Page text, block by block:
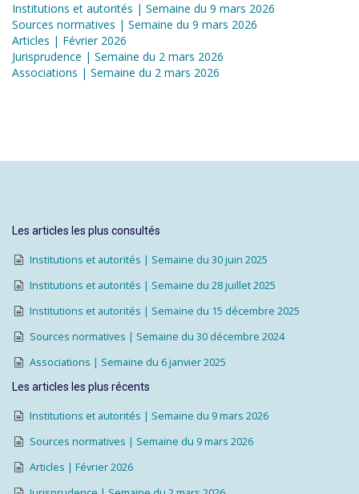
Institutions et autorités | Semaine du 9 mars 2026
Sources normatives | Semaine du 9 mars 2026
Articles | Février 2026
Jurisprudence | Semaine du 2 mars 2026
Associations | Semaine du 2 mars 2026
Les articles les plus consultés
Institutions et autorités | Semaine du 30 juin 2025
Institutions et autorités | Semaine du 28 juillet 2025
Institutions et autorités | Semaine du 15 décembre 2025
Sources normatives | Semaine du 30 décembre 2024
Associations | Semaine du 6 janvier 2025
Les articles les plus récents
Institutions et autorités | Semaine du 9 mars 2026
Sources normatives | Semaine du 9 mars 2026
Articles | Février 2026